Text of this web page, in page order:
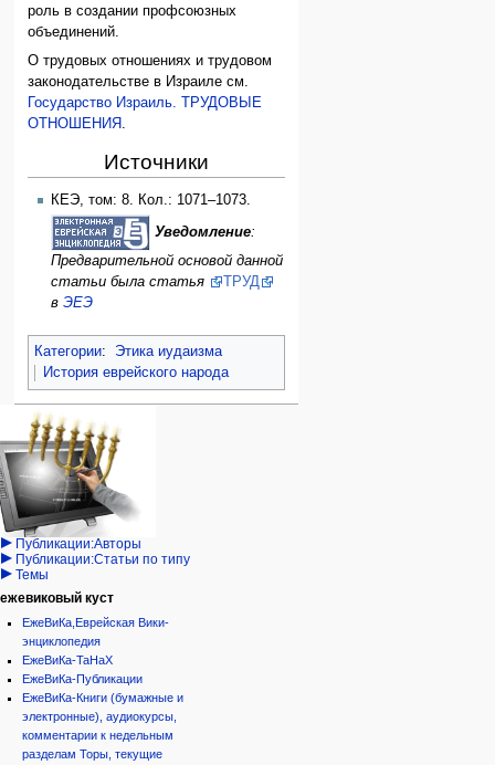
роль в создании профсоюзных
объединений.
О трудовых отношениях и трудовом
законодательстве в Израиле см.
Государство Израиль. ТРУДОВЫЕ
ОТНОШЕНИЯ
Источники
КЕЭ, том: 8. Кол.: 1071–1073.
Уведомление:
Предварительной основой данной
статьи была статья
ТРУД
в ЭЕЭ
Категории:
Этика иудаизма
История еврейского народа
Навигация
персональные инструменты
войти
запрос
учётной
записи
категории
Израиль:Страна и
государство
Иудаизм
Народ
Проекты
Проекты/Участники/
дополнения
Публикации:Авторы
Публикации:Статьи по типу
Темы
ежевиковый куст
ЕжеВиКа,Еврейская Вики-
энциклопедия
ЕжеВиКа-ТаНаХ
ЕжеВиКа-Публикации
ЕжеВиКа-Книги (бумажные и
электронные), аудиокурсы,
комментарии к недельным
разделам Торы, текущие